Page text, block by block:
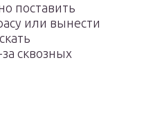
поставить
или вынести
сквозных